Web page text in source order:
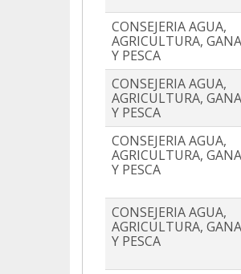
CONSEJERIA AGUA,
AGRICULTURA,
Y PESCA
CONSEJERIA AGUA,
AGRICULTURA,
Y PESCA
CONSEJERIA AGUA,
AGRICULTURA,
Y PESCA
CONSEJERIA AGUA,
AGRICULTURA,
Y PESCA